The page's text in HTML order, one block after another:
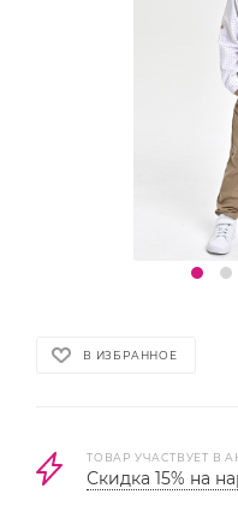
В ИЗБРАННОЕ
ТОВАР УЧАСТВУЕТ В
Скидка 15% на